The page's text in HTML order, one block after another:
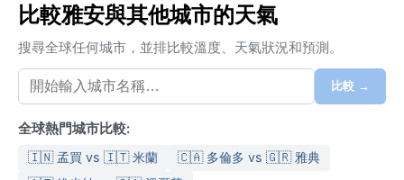
比較雅安與其他城市的天氣
搜尋全球任何城市，並排比較溫度、天氣狀況和預測。
比較 →
全球熱門城市比較:
🇮🇳 孟買 vs 🇮🇹 米蘭
🇨🇦 多倫多 vs 🇬🇷 雅典